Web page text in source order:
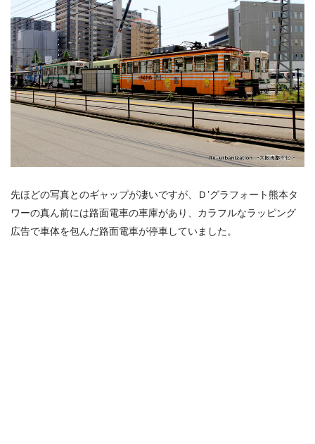
先ほどの写真とのギャップが凄いですが、Ｄ’グラフォート熊本タ
ワーの真ん前には路面電車の車庫があり、カラフルなラッピング
広告で車体を包んだ路面電車が停車していました。